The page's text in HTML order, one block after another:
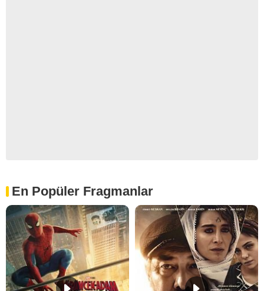
En Popüler Fragmanlar